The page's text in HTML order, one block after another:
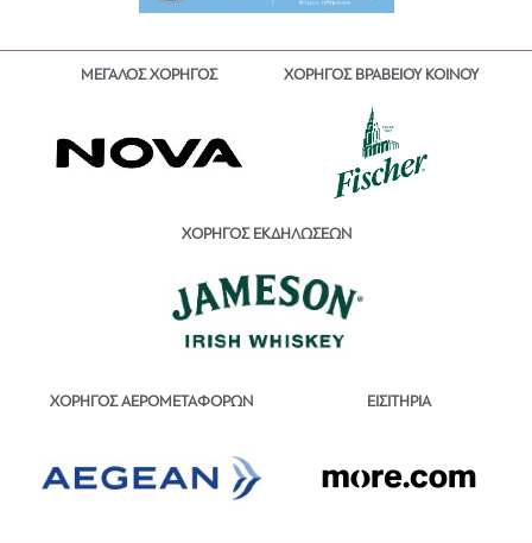
ΜΕΓΑΛΟΣ ΧΟΡΗΓΟΣ ΧΟΡΗΓΟΣ ΒΡΑΒΕΙΟΥ ΚΟΙΝΟΥ
ΧΟΡΗΓΟΣ ΕΚΔΗΛΩΣΕΩΝ
ΧΟΡΗΓΟΣ ΑΕΡΟΜΕΤΑΦΟΡΩΝ ΕΙΣΙΤΗΡΙΑ